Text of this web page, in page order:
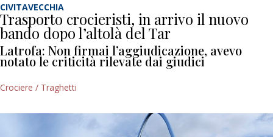
CIVITAVECCHIA
Trasporto crocieristi, in arrivo il nuovo
bando dopo l’altolà del Tar
Latrofa: Non firmai l’aggiudicazione, avevo
notato le criticità rilevate dai giudici
Crociere / Traghetti